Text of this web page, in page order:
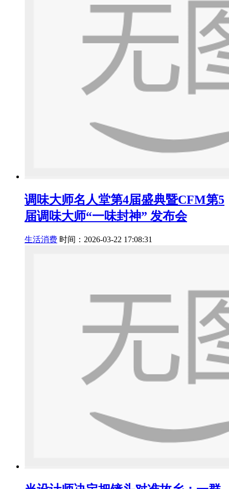
调味大师名人堂第4届盛典暨CFM第5
届调味大师“一味封神” 发布会
生活消费 时间：2026-03-22 17:08:31